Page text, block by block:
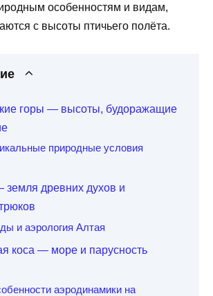
особенностям и видам,
с высоты птичьего полёта.
горы — высоты, будоражащие
природные условия
земля древних духов и
и аэрология Алтая
коса — море и парусность
аэродинамики на